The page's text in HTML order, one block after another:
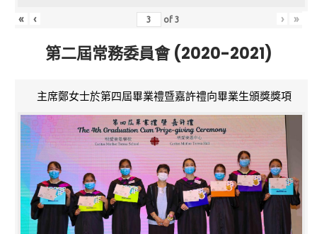
« ‹ of3 › »
第二屆常務委員會 (2020-2021)
主席鄭女士於第四屆畢業禮暨嘉許禮向畢業生頒獎獎項